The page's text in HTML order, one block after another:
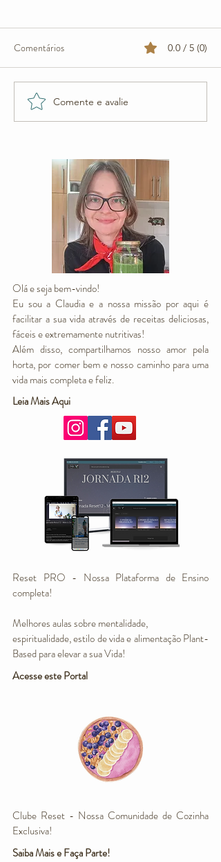
Comentários 0.0 / 5 (0)
Comente e avalie
Olá e seja bem-vindo!
Eu sou a Claudia e a nossa missão por aqui é
facilitar a sua vida através de receitas deliciosas,
fáceis e extremamente nutritivas!
Além disso, compartilhamos nosso amor pela
horta, por comer bem e nosso caminho para uma
vida mais completa e feliz.
Leia Mais Aqui
Reset PRO - Nossa Plataforma de Ensino
completa!
Melhores aulas sobre mentalidade,
espiritualidade, estilo de vida e alimentação Plant-
Based para elevar a sua Vida!
Acesse este Portal
Clube Reset - Nossa Comunidade de Cozinha
Exclusiva!
Saiba Mais e Faça Parte!